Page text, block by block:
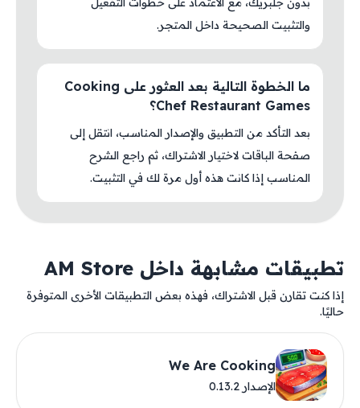
والتثبيت الصحيحة داخل المتجر.
ما الخطوة التالية بعد العثور على Cooking
Chef Restaurant Games؟
بعد التأكد من التطبيق والإصدار المناسب، انتقل إلى
صفحة الباقات لاختيار الاشتراك، ثم راجع الشرح
المناسب إذا كانت هذه أول مرة لك في التثبيت.
تطبيقات مشابهة داخل AM Store
إذا كنت تقارن قبل الاشتراك، فهذه بعض التطبيقات الأخرى المتوفرة
حاليًا.
We Are Cooking
الإصدار 0.13.2